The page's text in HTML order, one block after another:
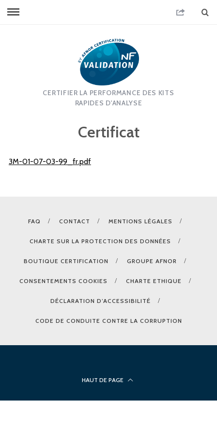
CERTIFIER LA PERFORMANCE DES KITS
RAPIDES D'ANALYSE
Certificat
3M-01-07-03-99_fr.pdf
FAQ CONTACT MENTIONS LÉGALES
CHARTE SUR LA PROTECTION DES DONNÉES
BOUTIQUE CERTIFICATION GROUPE AFNOR
CONSENTEMENTS COOKIES CHARTE ETHIQUE
DÉCLARATION D’ACCESSIBILITÉ
CODE DE CONDUITE CONTRE LA CORRUPTION
HAUT DE PAGE